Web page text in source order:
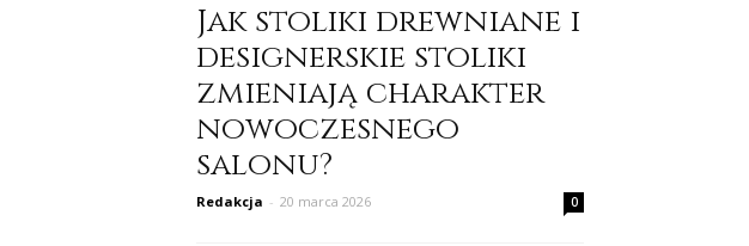
Jak stoliki drewniane i
designerskie stoliki
zmieniają charakter
nowoczesnego
salonu?
Redakcja - 20 marca 2026 0